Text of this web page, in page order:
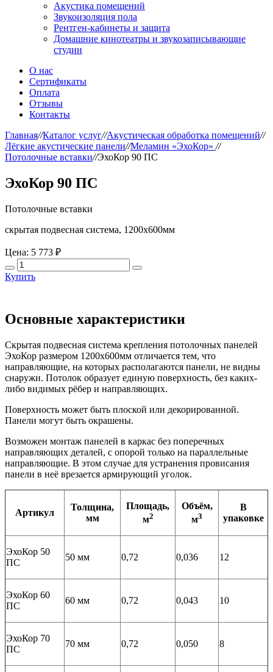
Акустика помещений
Звукоизоляция пола
Рентген-кабинеты и защита
Домашние кинотеатры и звукозаписывающие
студии
О нас
Сертификаты
Оплата
Отзывы
Контакты
Главная//Каталог услуг//Акустическая обработка помещений//
Лёгкие акустические панели//Меламин «ЭхоКор» //
Потолочные вставки//ЭхоКор 90 ПС
ЭхоКор 90 ПС
Потолочные вставки
скрытая подвесная система, 1200х600мм
Цена: 5 773 ₽
Купить
Основные характеристики
Скрытая подвесная система крепления потолочных панелей
ЭхоКор размером 1200х600мм отличается тем, что
направляющие, на которых располагаются панели, не видны
снаружи. Потолок образует единую поверхность, без каких-
либо видимых рёбер и направляющих.
Поверхность может быть плоской или декорированной.
Панели могут быть окрашены.
Возможен монтаж панелей в каркас без поперечных
направляющих деталей, с опорой только на параллельные
направляющие. В этом случае для устранения провисания
панели в неё врезается армирующий уголок.
Артикул
Толщина,
мм
Площадь,
м2
Объём,
м3
В
упаковке
ЭхоКор 50
ПС
50 мм 0,72 0,036 12
ЭхоКор 60
ПС
60 мм 0,72 0,043 10
ЭхоКор 70
ПС
70 мм 0,72 0,050 8